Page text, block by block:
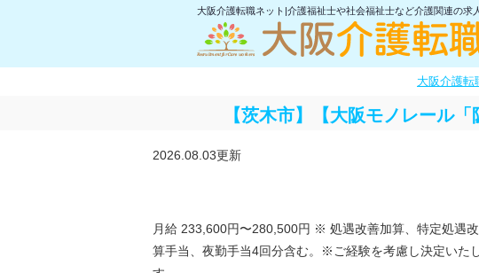
大阪介護転職ネット|介護福祉士や社会福祉士など介護関連の求
大阪介護転
【茨木市】【大阪モノレール
2026.08.03更新
月給 233,600円〜280,500円 ※ 処遇改善加算、特定処遇
算手当、夜勤手当4回分含む。※ご経験を考慮し決定いた